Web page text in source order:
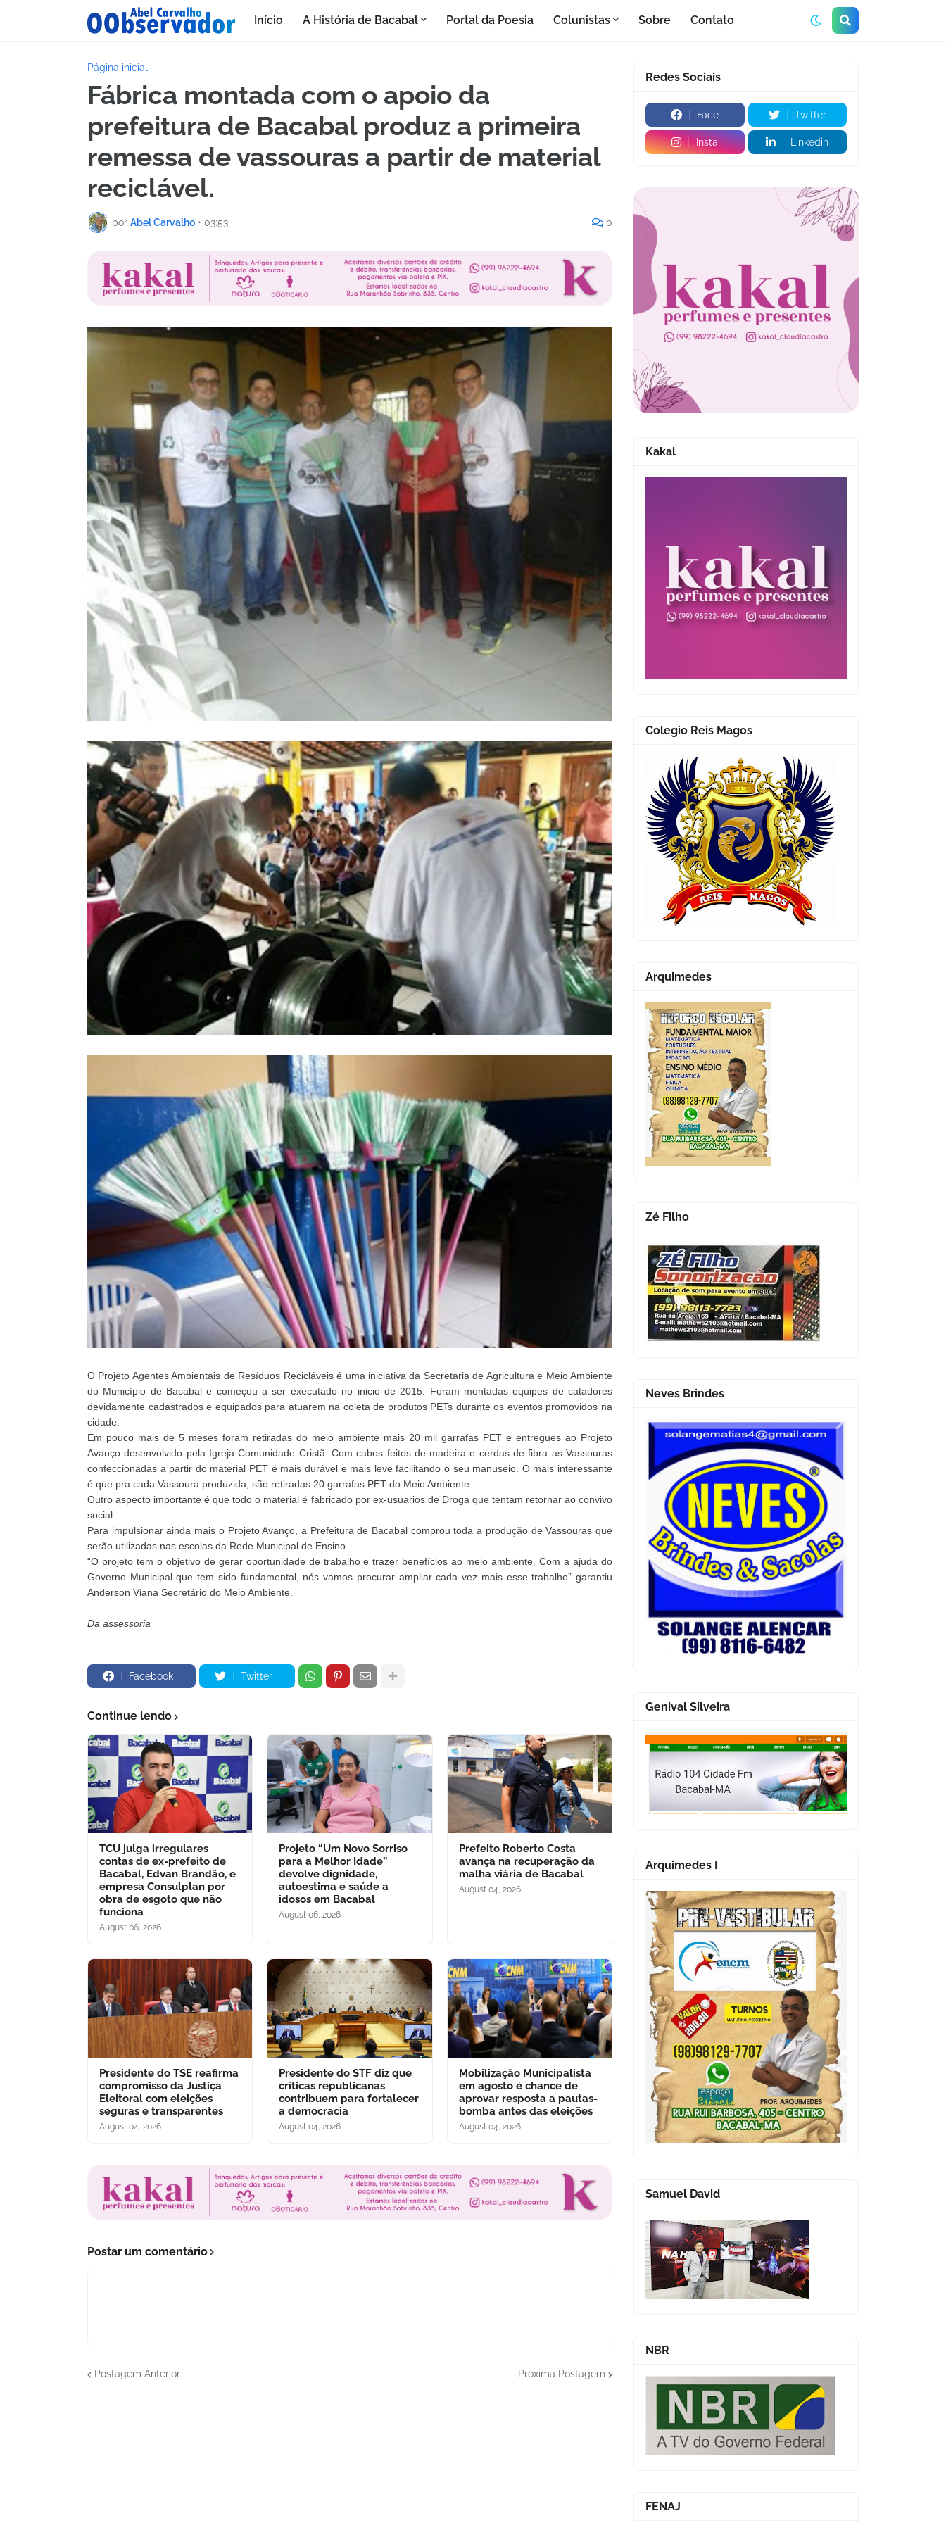
Início A História de Bacabal Portal da Poesia Colunistas Sobre Contato
Página inicial
Fábrica montada com o apoio da
prefeitura de Bacabal produz a primeira
remessa de vassouras a partir de material
reciclável.
por Abel Carvalho • 03:53 0
O Projeto Agentes Ambientais de Resíduos Recicláveis é uma iniciativa da Secretaria de Agricultura e Meio Ambiente
do Município de Bacabal e começou a ser executado no inicio de 2015. Foram montadas equipes de catadores
devidamente cadastrados e equipados para atuarem na coleta de produtos PETs durante os eventos promovidos na
cidade.
Em pouco mais de 5 meses foram retiradas do meio ambiente mais 20 mil garrafas PET e entregues ao Projeto
Avanço desenvolvido pela Igreja Comunidade Cristã. Com cabos feitos de madeira e cerdas de fibra as Vassouras
confeccionadas a partir do material PET é mais durável e mais leve facilitando o seu manuseio. O mais interessante
é que pra cada Vassoura produzida, são retiradas 20 garrafas PET do Meio Ambiente.
Outro aspecto importante é que todo o material é fabricado por ex-usuarios de Droga que tentam retornar ao convivo
social.
Para impulsionar ainda mais o Projeto Avanço, a Prefeitura de Bacabal comprou toda a produção de Vassouras que
serão utilizadas nas escolas da Rede Municipal de Ensino.
“O projeto tem o objetivo de gerar oportunidade de trabalho e trazer benefícios ao meio ambiente. Com a ajuda do
Governo Municipal que tem sido fundamental, nós vamos procurar ampliar cada vez mais esse trabalho” garantiu
Anderson Viana Secretário do Meio Ambiente.
Da assessoria
Facebook Twitter
Continue lendo
TCU julga irregulares
contas de ex-prefeito de
Bacabal, Edvan Brandão, e
empresa Consulplan por
obra de esgoto que não
funciona
August 06, 2026
Projeto “Um Novo Sorriso
para a Melhor Idade”
devolve dignidade,
autoestima e saúde a
idosos em Bacabal
August 06, 2026
Prefeito Roberto Costa
avança na recuperação da
malha viária de Bacabal
August 04, 2026
Presidente do TSE reafirma
compromisso da Justiça
Eleitoral com eleições
seguras e transparentes
August 04, 2026
Presidente do STF diz que
críticas republicanas
contribuem para fortalecer
a democracia
August 04, 2026
Mobilização Municipalista
em agosto é chance de
aprovar resposta a pautas-
bomba antes das eleições
August 04, 2026
Postar um comentário
Postagem Anterior Próxima Postagem
Redes Sociais
Face Twitter
Insta Linkedin
Kakal
Colegio Reis Magos
Arquimedes
Zé Filho
Neves Brindes
Genival Silveira
Arquimedes I
Samuel David
NBR
FENAJ